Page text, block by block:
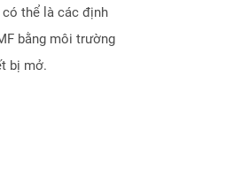
thể là các định
bằng môi trường
bị mở.